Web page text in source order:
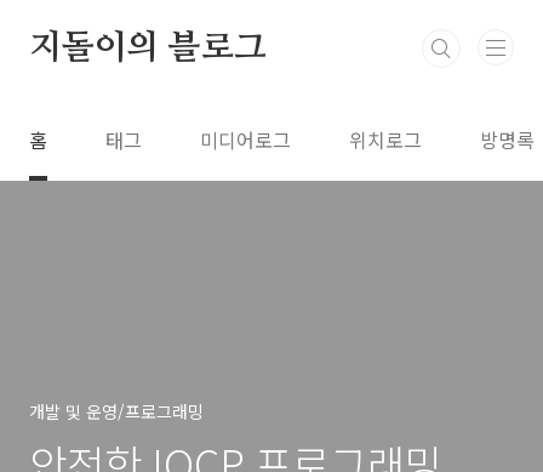
지돌이의 블로그
홈 태그 미디어로그 위치로그 방명록
개발 및 운영/프로그래밍